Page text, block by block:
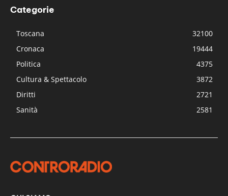
Categorie
Toscana
32100
Cronaca
19444
Politica
4375
Cultura & Spettacolo
3872
Diritti
2721
Sanità
2581